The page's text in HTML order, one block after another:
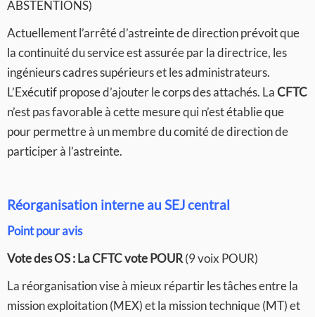
ABSTENTIONS)
Actuellement l’arrêté d’astreinte de direction prévoit que
la continuité du service est assurée par la directrice, les
ingénieurs cadres supérieurs et les administrateurs.
L’Exécutif propose d’ajouter le corps des attachés. LaCFTC
n’est pas favorable à cette mesure qui n’est établie que
pour permettre à un membre du comité de direction de
participer à l’astreinte.
Réorganisation interne au SEJ central
Point pour avis
Vote des OS :La CFTC vote POUR(9 voix POUR)
La réorganisation vise à mieux répartir les tâches entre la
mission exploitation (MEX) et la mission technique (MT) et